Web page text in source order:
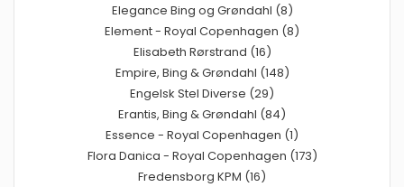
Elegance Bing og Grøndahl (8)
Element - Royal Copenhagen (8)
Elisabeth Rørstrand (16)
Empire, Bing & Grøndahl (148)
Engelsk Stel Diverse (29)
Erantis, Bing & Grøndahl (84)
Essence - Royal Copenhagen (1)
Flora Danica - Royal Copenhagen (173)
Fredensborg KPM (16)